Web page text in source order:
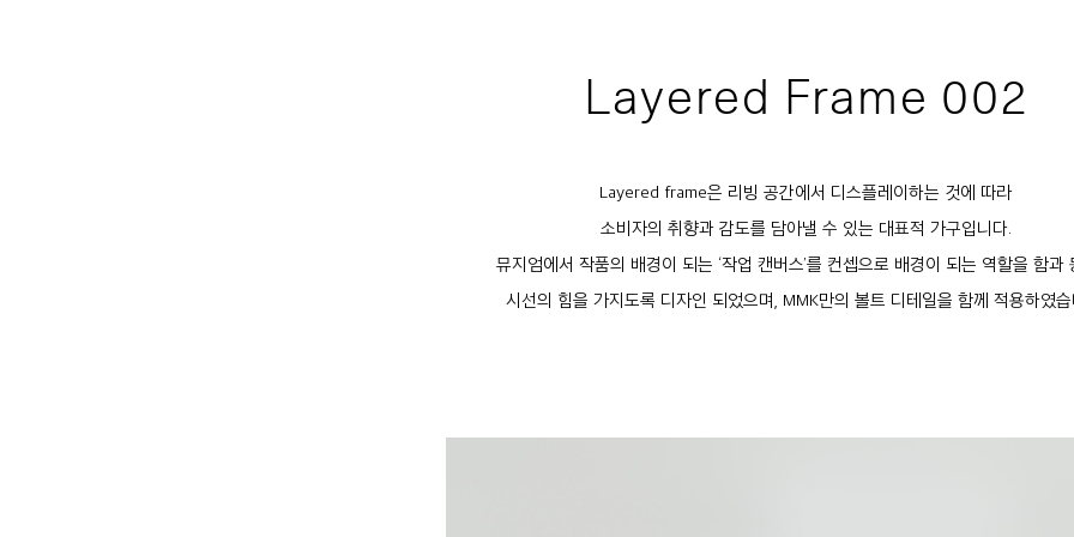
Layered Frame 002
Layered frame은 리빙 공간에서 디스플레이하는 것에 따라
소비자의 취향과 감도를 담아낼 수 있는 대표적 가구입니다.
뮤지엄에서 작품의 배경이 되는 ‘작업 캔버스’를 컨셉으로 배경이 되는 역할을 함과
시선의 힘을 가지도록 디자인 되었으며, MMK만의 볼트 디테일을 함께 적용하였습